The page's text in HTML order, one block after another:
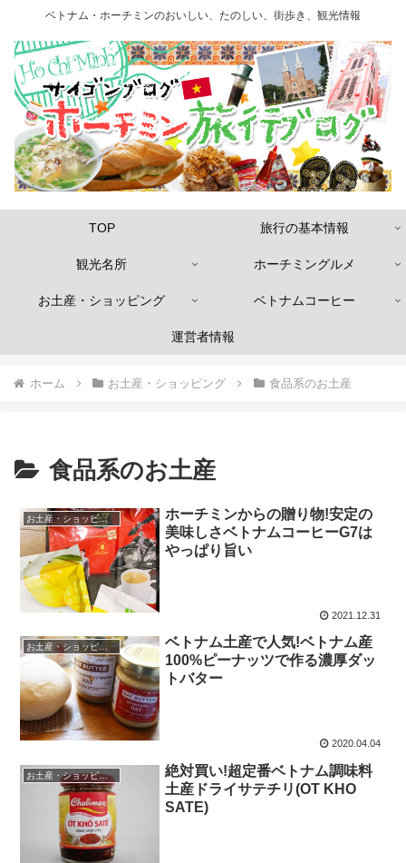
ベトナム・ホーチミンのおいしい、たのしい、街歩き、観光情報
TOP 旅行の基本情報
観光名所 ホーチミングルメ
お土産・ショッピング ベトナムコーヒー
運営者情報
ホーム お土産・ショッピング 食品系のお土産
食品系のお土産
お土産・ショッピング
ホーチミンからの贈り物!安定の
美味しさベトナムコーヒーG7は
やっぱり旨い
2021.12.31
お土産・ショッピング
ベトナム土産で人気!ベトナム産
100%ピーナッツで作る濃厚ダッ
トバター
2020.04.04
お土産・ショッピング
絶対買い!超定番ベトナム調味料
土産ドライサテチリ(OT KHO
SATE)